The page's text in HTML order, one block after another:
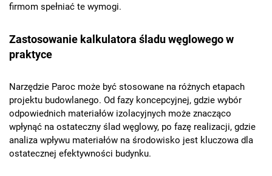
firmom spełniać te wymogi.
Zastosowanie kalkulatora śladu węglowego w
praktyce
Narzędzie Paroc może być stosowane na różnych etapach
projektu budowlanego. Od fazy koncepcyjnej, gdzie wybór
odpowiednich materiałów izolacyjnych może znacząco
wpłynąć na ostateczny ślad węglowy, po fazę realizacji, gdzie
analiza wpływu materiałów na środowisko jest kluczowa dla
ostatecznej efektywności budynku.